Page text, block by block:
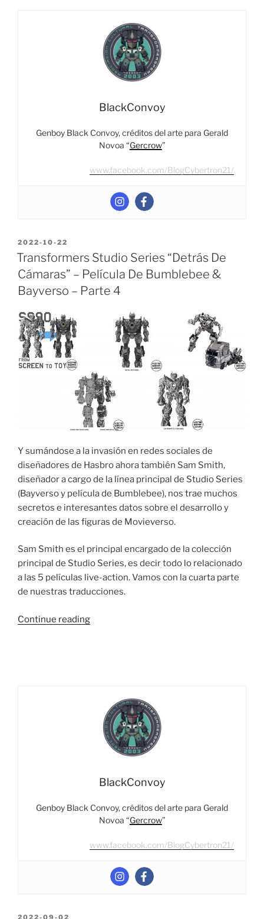
triunfas…
Los
personajes
trascendieron
Multiverso.”
BlackConvoy
Genboy Black Convoy, créditos del arte para Gerald
Novoa “Gercrow”
www.facebook.com/BlogCybertron21/
POSTED
ON
2022-10-22
Transformers Studio Series “Detrás De
Cámaras” – Película De Bumblebee &
Bayverso – Parte 4
Y sumándose a la invasión en redes sociales de
diseñadores de Hasbro ahora también Sam Smith,
diseñador a cargo de la línea principal de Studio Series
(Bayverso y película de Bumblebee), nos trae muchos
secretos e interesantes datos sobre el desarrollo y
creación de las figuras de Movieverso.
Sam Smith es el principal encargado de la colección
principal de Studio Series, es decir todo lo relacionado
a las 5 películas live-action. Vamos con la cuarta parte
de nuestras traducciones.
Continue reading“Transformers
Película
Bumblebee
Parte
BlackConvoy
Genboy Black Convoy, créditos del arte para Gerald
Novoa “Gercrow”
www.facebook.com/BlogCybertron21/
POSTED